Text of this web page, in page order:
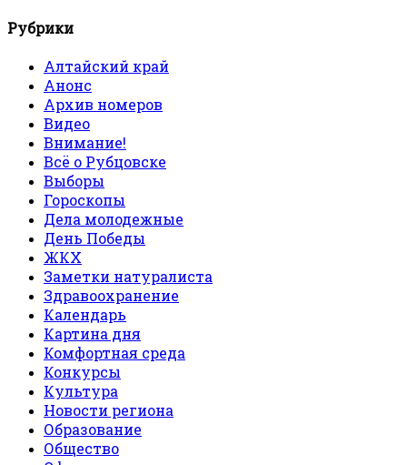
Рубрики
Алтайский край
Анонс
Архив номеров
Видео
Внимание!
Всё о Рубцовске
Выборы
Гороскопы
Дела молодежные
День Победы
ЖКХ
Заметки натуралиста
Здравоохранение
Календарь
Картина дня
Комфортная среда
Конкурсы
Культура
Новости региона
Образование
Общество